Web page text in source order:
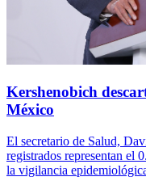
Kershenobich
México
El secretario de Salud,
registrados representan el
la vigilancia